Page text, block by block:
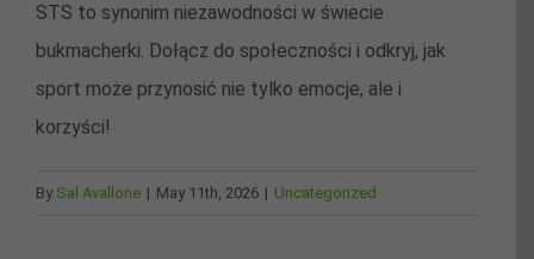
STS to synonim niezawodności w świecie
bukmacherki. Dołącz do społeczności i odkryj, jak
sport może przynosić nie tylko emocje, ale i
korzyści!
By Sal Avallone | May 11th, 2026 | Uncategorized